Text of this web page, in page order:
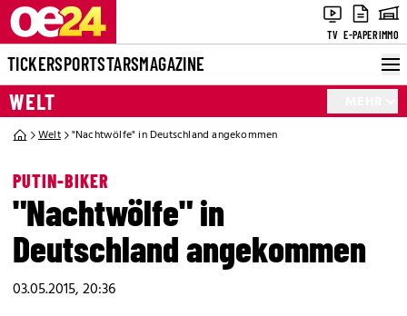
TV E-PAPERIMMO
TICKERSPORTSTARSMAGAZINE
WELT
Welt "Nachtwölfe" in Deutschland angekommen
PUTIN-BIKER
"Nachtwölfe" in
Deutschland angekommen
03.05.2015, 20:36